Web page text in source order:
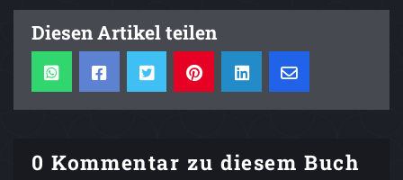
Diesen Artikel teilen
0 Kommentar zu diesem Buch